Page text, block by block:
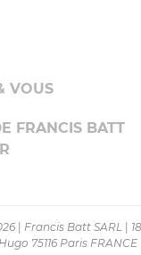
VOUS
FRANCIS BATT
Francis Batt SARL
Hugo 75116 Paris FRANCE